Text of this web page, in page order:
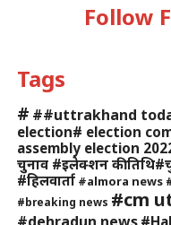
Follow
Tags
# ##uttrakhand
election# election
assembly election
चुनाव #इलेक्शन की
#हिलवार्ता #almora news
#breaking news #cm